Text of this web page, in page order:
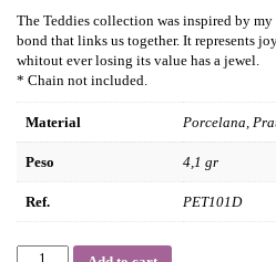
The Teddies collection was inspired by
bond that links us together. It represents
whitout ever losing its value has a jewel.
* Chain not included.
Material Porcelana,
Peso 4,1 gr
Ref. PET101D
Quantity